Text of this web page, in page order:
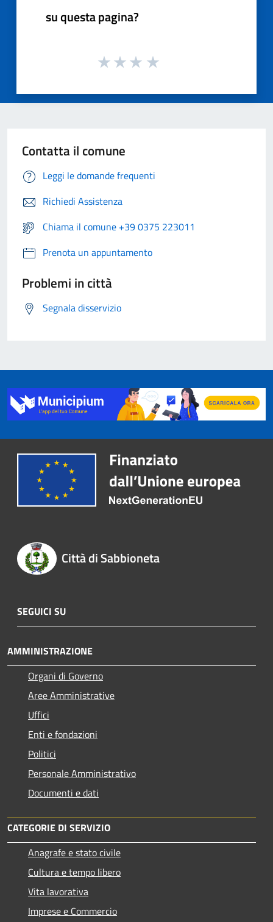
su questa pagina?
Contatta il comune
Leggi le domande frequenti
Richiedi Assistenza
Chiama il comune +39 0375 223011
Prenota un appuntamento
Problemi in città
Segnala disservizio
Città di Sabbioneta
SEGUICI SU
AMMINISTRAZIONE
Organi di Governo
Aree Amministrative
Uffici
Enti e fondazioni
Politici
Personale Amministrativo
Documenti e dati
CATEGORIE DI SERVIZIO
Anagrafe e stato civile
Cultura e tempo libero
Vita lavorativa
Imprese e Commercio